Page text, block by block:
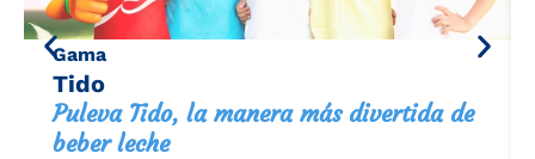
Gama
Tido
Puleva Tido, la manera más divertida de
beber leche